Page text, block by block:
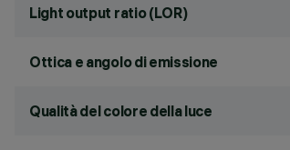
Light output ratio (LOR)
Ottica e angolo di emissione
Qualità del colore della luce